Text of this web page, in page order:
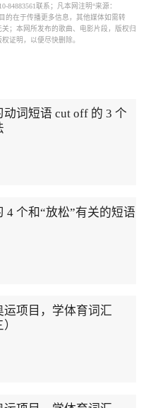
联系；凡本网注明“来源：
的在于传播更多信息，其他媒体如需转
；本网所发布的歌曲、电影片段，版权归
证明，以便尽快删除。
动词短语 cut off 的 3 个
4 个和“放松”有关的短语
运项目，学体育词汇